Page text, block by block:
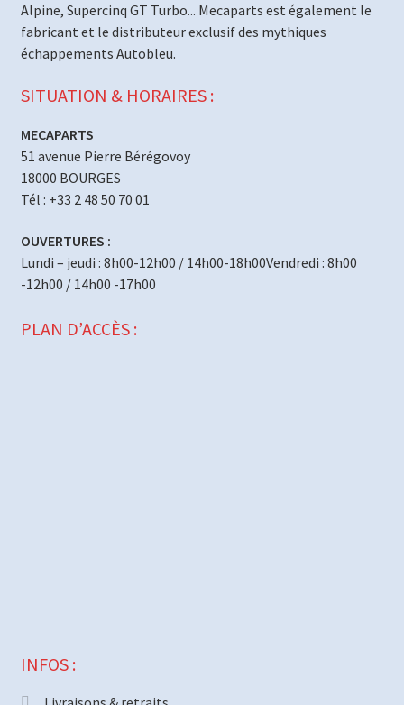
Alpine, Supercinq GT Turbo... Mecaparts est également le
fabricant et le distributeur exclusif des mythiques
échappements Autobleu.
SITUATION & HORAIRES :
MECAPARTS
51 avenue Pierre Bérégovoy
18000 BOURGES
Tél : +33 2 48 50 70 01
OUVERTURES :
Lundi – jeudi : 8h00-12h00 / 14h00-18h00Vendredi : 8h00
-12h00 / 14h00 -17h00
PLAN D’ACCÈS :
INFOS :